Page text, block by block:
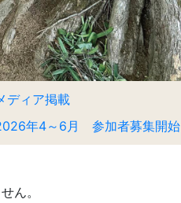
ディア掲載
年4～6月 参加者募集開始
ん。